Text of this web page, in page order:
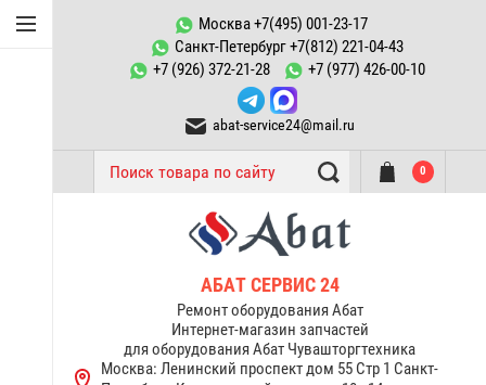
Конфорки Abat
Запчасти к
пароконвектоматам ПКА
Запчасти тестомесов ТМС
Переключатели, пускатели
Запчасти к котлам
пищеварочным КПЭМ Abat
Запчасти к электрическим
плитам Abat
Москва +7(495) 001-23-17
Санкт-Петербург +7(812) 221-04-43
+7 (926) 372-21-28
+7 (977) 426-00-10
abat-service24@mail.ru
0
АБАТ СЕРВИС 24
Ремонт оборудования Абат
Интернет-магазин запчастей
для оборудования Абат Чувашторгтехника
Москва: Ленинский проспект дом 55 Стр 1 Санкт-